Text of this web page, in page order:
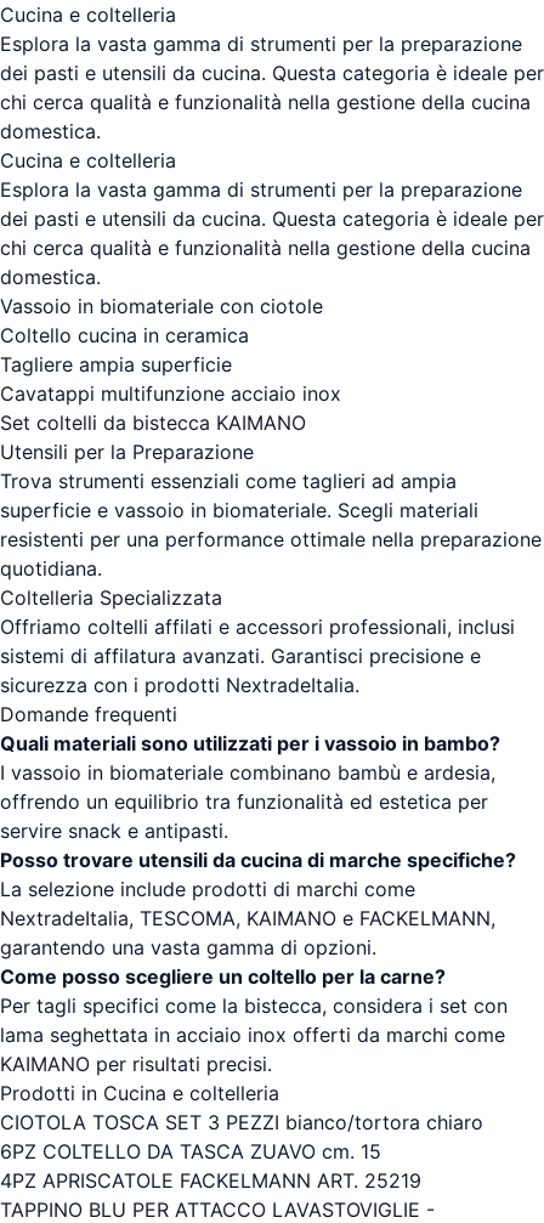
Cucina e coltelleria
Esplora la vasta gamma di strumenti per la preparazione
dei pasti e utensili da cucina. Questa categoria è ideale per
chi cerca qualità e funzionalità nella gestione della cucina
domestica.
Cucina e coltelleria
Esplora la vasta gamma di strumenti per la preparazione
dei pasti e utensili da cucina. Questa categoria è ideale per
chi cerca qualità e funzionalità nella gestione della cucina
domestica.
Vassoio in biomateriale con ciotole
Coltello cucina in ceramica
Tagliere ampia superficie
Cavatappi multifunzione acciaio inox
Set coltelli da bistecca KAIMANO
Utensili per la Preparazione
Trova strumenti essenziali come taglieri ad ampia
superficie e vassoio in biomateriale. Scegli materiali
resistenti per una performance ottimale nella preparazione
quotidiana.
Coltelleria Specializzata
Offriamo coltelli affilati e accessori professionali, inclusi
sistemi di affilatura avanzati. Garantisci precisione e
sicurezza con i prodotti NextradeItalia.
Domande frequenti
Quali materiali sono utilizzati per i vassoio in bambo?
I vassoio in biomateriale combinano bambù e ardesia,
offrendo un equilibrio tra funzionalità ed estetica per
servire snack e antipasti.
Posso trovare utensili da cucina di marche specifiche?
La selezione include prodotti di marchi come
NextradeItalia, TESCOMA, KAIMANO e FACKELMANN,
garantendo una vasta gamma di opzioni.
Come posso scegliere un coltello per la carne?
Per tagli specifici come la bistecca, considera i set con
lama seghettata in acciaio inox offerti da marchi come
KAIMANO per risultati precisi.
Prodotti in Cucina e coltelleria
CIOTOLA TOSCA SET 3 PEZZI bianco/tortora chiaro
6PZ COLTELLO DA TASCA ZUAVO cm. 15
4PZ APRISCATOLE FACKELMANN ART. 25219
TAPPINO BLU PER ATTACCO LAVASTOVIGLIE -